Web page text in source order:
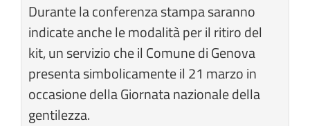
Durante la conferenza stampa saranno
indicate anche le modalità per il ritiro del
kit, un servizio che il Comune di Genova
presenta simbolicamente il 21 marzo in
occasione della Giornata nazionale della
gentilezza.